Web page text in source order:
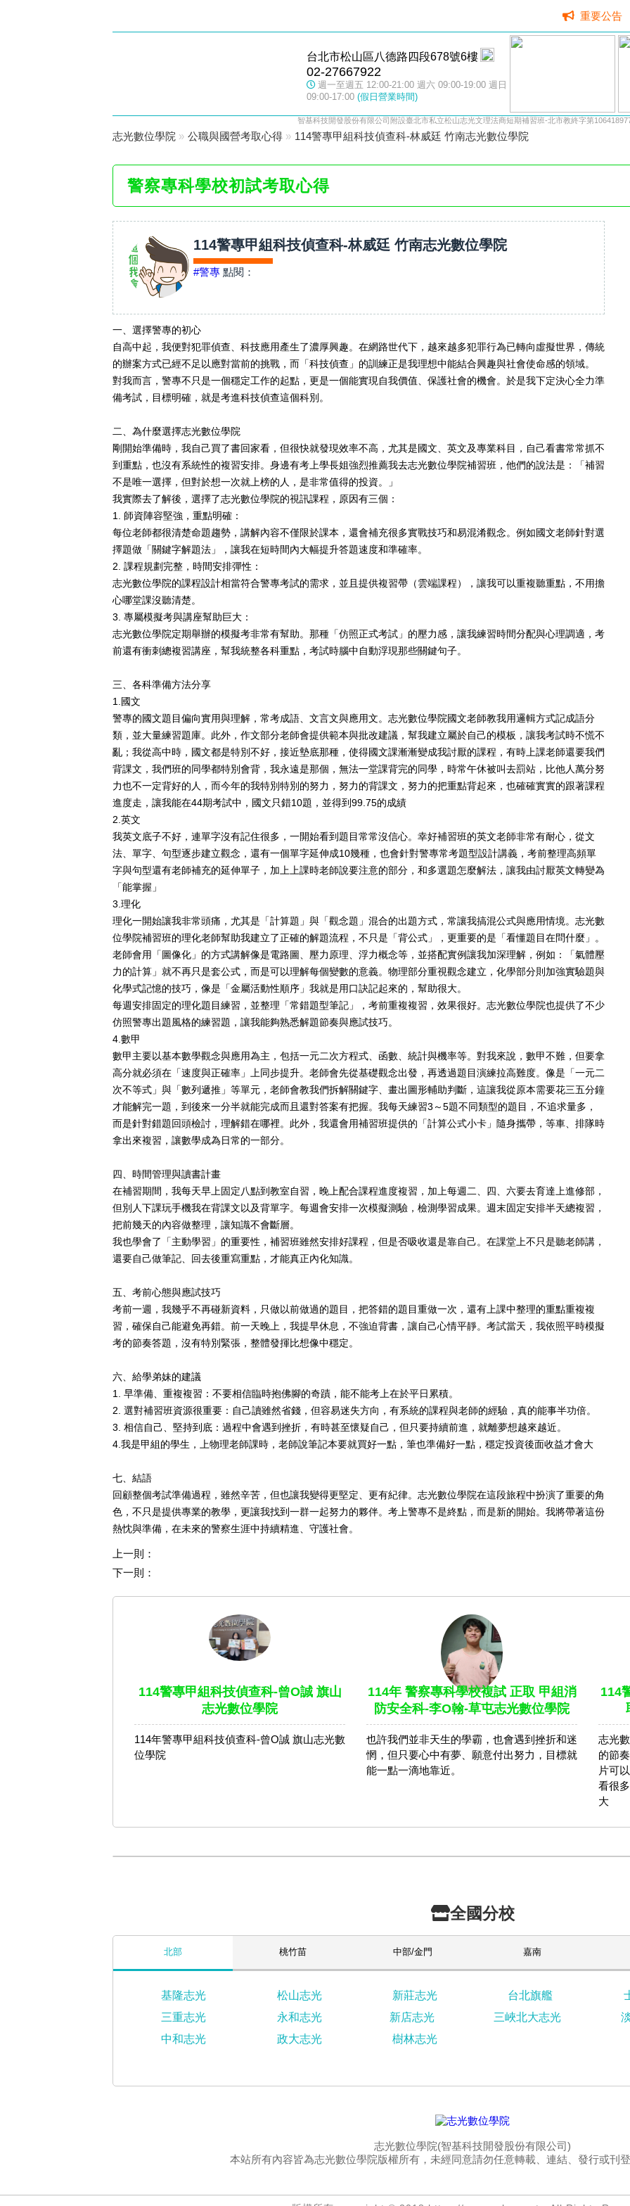
重要公告
台北市松山區八德路四段678號6樓
02-27667922
週一至週五 12:00-21:00 週六 09:00-19:00 週日
09:00-17:00 (假日營業時間)
智基科技開發股份有限公司附設臺北市私立松山志光文理法商短期補習班-北市教終字第
志光數位學院 » 公職與國營考取心得 » 114警專甲組科技偵查科-林威廷 竹南志光數位學院
警察專科學校初試考取心得
114警專甲組科技偵查科-林威廷 竹南志光數位學院
#警專 點閱：
一、選擇警專的初心
自高中起，我便對犯罪偵查、科技應用產生了濃厚興趣。在網路世代下，越來越多犯罪行為已轉向虛擬世界，傳統
的辦案方式已經不足以應對當前的挑戰，而「科技偵查」的訓練正是我理想中能結合興趣與社會使命感的領域。
對我而言，警專不只是一個穩定工作的起點，更是一個能實現自我價值、保護社會的機會。於是我下定決心全力準
備考試，目標明確，就是考進科技偵查這個科別。
二、為什麼選擇志光數位學院
剛開始準備時，我自己買了書回家看，但很快就發現效率不高，尤其是國文、英文及專業科目，自己看書常常抓不
到重點，也沒有系統性的複習安排。身邊有考上學長姐強烈推薦我去志光數位學院補習班，他們的說法是：「補習
不是唯一選擇，但對於想一次就上榜的人，是非常值得的投資。」
我實際去了解後，選擇了志光數位學院的視訊課程，原因有三個：
1. 師資陣容堅強，重點明確：
每位老師都很清楚命題趨勢，講解內容不僅限於課本，還會補充很多實戰技巧和易混淆觀念。例如國文老師針對選
擇題做「關鍵字解題法」，讓我在短時間內大幅提升答題速度和準確率。
2. 課程規劃完整，時間安排彈性：
志光數位學院的課程設計相當符合警專考試的需求，並且提供複習帶（雲端課程），讓我可以重複聽重點，不用擔
心哪堂課沒聽清楚。
3. 專屬模擬考與講座幫助巨大：
志光數位學院定期舉辦的模擬考非常有幫助。那種「仿照正式考試」的壓力感，讓我練習時間分配與心理調適，考
前還有衝刺總複習講座，幫我統整各科重點，考試時腦中自動浮現那些關鍵句子。
三、各科準備方法分享
1. 國文
警專的國文題目偏向實用與理解，常考成語、文言文與應用文。 志光數位學院國文老師教我用邏輯方式記成語分
類，並大量練習題庫。 此外，作文部分老師會提供範本與批改建議，幫我建立屬於自己的模板，讓我考試時不慌不
亂；我從高中時，國文都是特別不好，接近墊底那種，使得國文課漸漸變成我討厭的課程， 有時上課老師還要我們
背課文 ，我們班的同學都特別會背，我永遠是那個，無法一堂課背完的同學，時常午休被叫去罰站，比他人萬分努
力也不一定背好的人，而今年的我特別特別的努力，努力的背課文，努力的把重點背起來，也確確實實的跟著課程
進度走，讓我能在44期考試中，國文只錯10題，並得到99.75的成績
2. 英文
我英文底子不好，連單字沒有記住很多，一開始看到題目常常沒信心。幸好補習班的英文老師非常有耐心，從文
法、單字、句型逐步建立觀念，還有一個單字延伸成10幾種，也會針對警專常考題型設計講義，考前整理高頻單
字與句型還有老師補充的延伸單子，加上上課時老師說要注意的部分，和多選題怎麼解法，讓我由討厭英文轉變為
「能掌握」
3. 理化
理化一開始讓我非常頭痛，尤其是「計算題」與「觀念題」混合的出題方式，常讓我搞混公式與應用情境。志光數
位學院補習班的理化老師幫助我建立了正確的解題流程，不只是「背公式」，更重要的是「看懂題目在問什麼」。
老師會用「圖像化」的方式講解像是電路圖、壓力原理、浮力概念等，並搭配實例讓我加深理解，例如：「氣體壓
力的計算」就不再只是套公式，而是可以理解每個變數的意義。物理部分重視觀念建立，化學部分則加強實驗題與
化學式記憶的技巧，像是「金屬活動性順序」我就是用口訣記起來的，幫助很大。
每週安排固定的理化題目練習，並整理「常錯題型筆記」，考前重複複習，效果很好。志光數位學院也提供了不少
仿照警專出題風格的練習題，讓我能夠熟悉解題節奏與應試技巧。
4. 數甲
數甲主要以基本數學觀念與應用為主，包括一元二次方程式、函數、統計與機率等。對我來說，數甲不難，但要拿
高分就必須在「速度與正確率」上同步提升。老師會先從基礎觀念出發，再透過題目演練拉高難度。像是「一元二
次不等式」與「數列遞推」等單元，老師會教我們拆解關鍵字、畫出圖形輔助判斷，這讓我從原本需要花三五分鐘
才能解完一題，到後來一分半就能完成而且還對答案有把握。我每天練習3～5題不同類型的題目，不追求量多，
而是針對錯題回頭檢討，理解錯在哪裡。此外，我還會用補習班提供的「計算公式小卡」隨身攜帶，等車、排隊時
拿出來複習，讓數學成為日常的一部分。
四、時間管理與讀書計畫
在補習期間，我每天早上固定八點到教室自習，晚上配合課程進度複習，加上每週二、四、六要去育達上進修部，
但別人下課玩手機我在背課文以及背單字。每週會安排一次模擬測驗，檢測學習成果。週末固定安排半天總複習，
把前幾天的內容做整理，讓知識不會斷層。
我也學會了「主動學習」的重要性，補習班雖然安排好課程，但是否吸收還是靠自己。在課堂上不只是聽老師講，
還要自己做筆記、回去後重寫重點，才能真正內化知識。
五、考前心態與應試技巧
考前一週，我幾乎不再碰新資料，只做以前做過的題目，把答錯的題目重做一次，還有上課中整理的重點重複複
習，確保自己能避免再錯。前一天晚上，我提早休息，不強迫背書，讓自己心情平靜。考試當天，我依照平時模擬
考的節奏答題，沒有特別緊張，整體發揮比想像中穩定。
六、給學弟妹的建議
1. 早準備、重複複習：不要相信臨時抱佛腳的奇蹟，能不能考上在於平日累積。
2. 選對補習班資源很重要：自己讀雖然省錢，但容易迷失方向，有系統的課程與老師的經驗，真的能事半功倍。
3. 相信自己、堅持到底：過程中會遇到挫折，有時甚至懷疑自己，但只要持續前進，就離夢想越來越近。
4. 我是甲組的學生，上物理老師課時，老師說筆記本要就買好一點，筆也準備好一點，穩定投資後面收益才會大
七、結語
回顧整個考試準備過程，雖然辛苦，但也讓我變得更堅定、更有紀律。志光數位學院在這段旅程中扮演了重要的角
色，不只是提供專業的教學，更讓我找到一群一起努力的夥伴。考上警專不是終點，而是新的開始。我將帶著這份
熱忱與準備，在未來的警察生涯中持續精進、守護社會。
上一則：
下一則：
114警專甲組科技偵查科-曾O誠 旗山
志光數位學院
114年警專甲組科技偵查科-曾O誠 旗山志光數
位學院
114年 警察專科學校複試 正取 甲組消
防安全科-李O翰-草屯志光數位學院
也許我們並非天生的學霸，也會遇到挫折和迷
惘，但只要心中有夢、願意付出努力，目標就
能一點一滴地靠近。
114
志光
的節
片可
看很
大
全國分校
北部 桃竹苗 中部/金門 嘉南
基隆志光 松山志光 新莊志光 台北旗艦
三重志光
永和志光 新店志光 三峽北大志光
中和志光
政大志光 樹林志光
志光數位學院(智基科技開發股份有限公司)
本站所有內容皆為志光數位學院版權所有，未經同意請勿任意轉載、連結、發行或刊登